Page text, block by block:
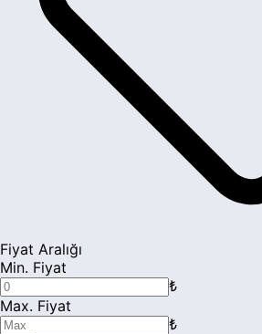
Fiyat Aralığı
Min. Fiyat
₺
Max. Fiyat
₺